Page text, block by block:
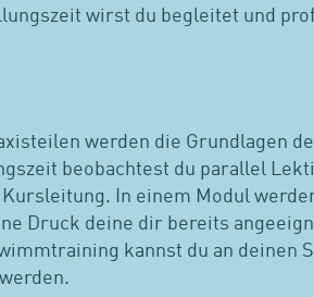
wirst du begleitet und
werden die Grundlagen
beobachtest du parallel
In einem Modul
Druck deine dir bereits
kannst du an deinen